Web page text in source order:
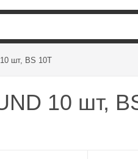
10 шт, BS 10T
10 шт,